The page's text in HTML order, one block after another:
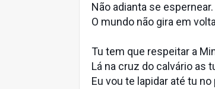
Não adianta se
O mundo não gira em
Tu tem que respeitar a
Lá na cruz do calvário as
Eu vou te lapidar até tu